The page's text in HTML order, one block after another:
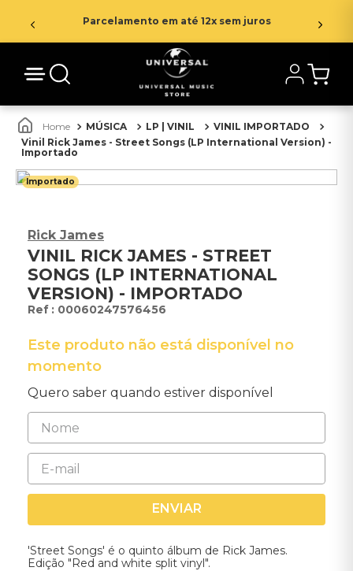
Parcelamento em até 12x sem juros
MÚSICA LP | VINIL
VINIL IMPORTADO
Vinil Rick James - Street Songs (LP International Version) -
Importado
Importado
Rick James
VINIL RICK JAMES - STREET
SONGS (LP INTERNATIONAL
VERSION) - IMPORTADO
: 00060247576456
Este produto não está disponível no
momento
Quero saber quando estiver disponível
ENVIAR
'Street Songs' é o quinto álbum de Rick James.
Edição "Red and white split vinyl".